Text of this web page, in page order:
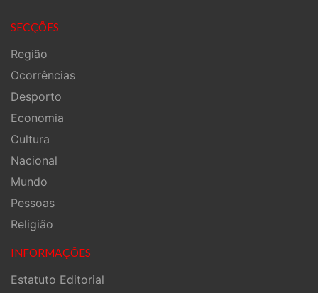
SECÇÕES
Região
Ocorrências
Desporto
Economia
Cultura
Nacional
Mundo
Pessoas
Religião
INFORMAÇÕES
Estatuto Editorial